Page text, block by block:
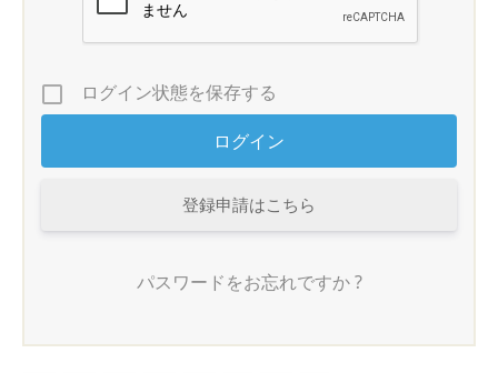
ログイン状態を保存する
登録申請はこちら
パスワードをお忘れですか ?